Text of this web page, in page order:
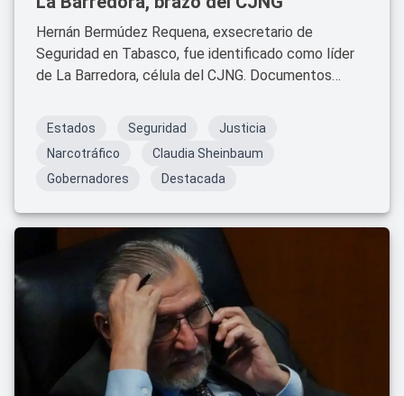
Hernán Bermúdez Requena, exsecretario de
Seguridad en Tabasco, fue identificado como líder
de La Barredora, célula del CJNG. Documentos
desde el gobierno de Adán Augusto López.
Estados Seguridad
Justicia
Narcotráfico
Claudia Sheinbaum
Gobernadores
Destacada